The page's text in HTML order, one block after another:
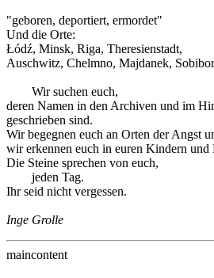
"geboren, deportiert, ermordet"
Und die Orte:
Łódź, Minsk, Riga, Theresienstadt,
Auschwitz, Chelmno, Majdanek,
Wir suchen euch,
deren Namen in den Archiven und im
geschrieben sind.
Wir begegnen euch an Orten der Angst
wir erkennen euch in euren Kindern und
Die Steine sprechen von euch,
jeden Tag.
Ihr seid nicht vergessen.
Inge Grolle
maincontent